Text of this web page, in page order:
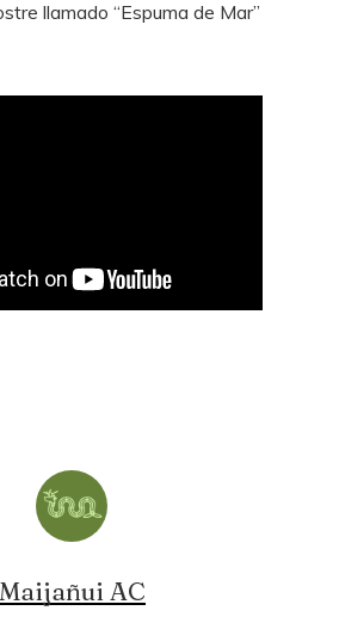
llamado “Espuma de Mar”
Maijañui AC